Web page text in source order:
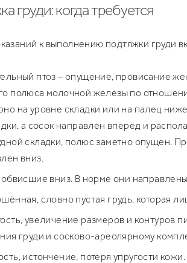
груди: когда требуется
к выполнению подтяжки груди
птоз – опущение, провисание
полюса молочной железы по
на уровне складки или на палец
а сосок направлен вперёд и
складки, полюс заметно опущен.
вниз.
вниз. В норме они
словно пустая грудь, которая
увеличение размеров и контуров
груди и сосково-ареолярному
истончение, потеря упругости